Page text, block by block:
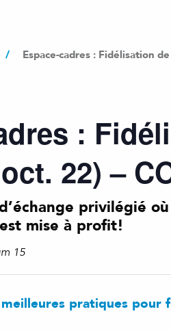
/ Espace-cadres : Fidélisation
:
22) –
privilégié où
mise à profit!
15
pratiques pour